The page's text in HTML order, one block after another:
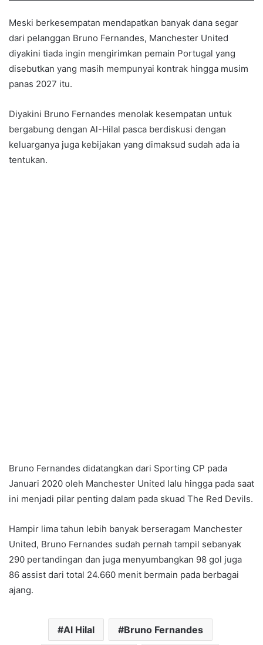
Meski berkesempatan mendapatkan banyak dana segar
dari pelanggan Bruno Fernandes, Manchester United
diyakini tiada ingin mengirimkan pemain Portugal yang
disebutkan yang masih mempunyai kontrak hingga musim
panas 2027 itu.
Diyakini Bruno Fernandes menolak kesempatan untuk
bergabung dengan Al-Hilal pasca berdiskusi dengan
keluarganya juga kebijakan yang dimaksud sudah ada ia
tentukan.
Bruno Fernandes didatangkan dari Sporting CP pada
Januari 2020 oleh Manchester United lalu hingga pada saat
ini menjadi pilar penting dalam pada skuad The Red Devils.
Hampir lima tahun lebih banyak berseragam Manchester
United, Bruno Fernandes sudah pernah tampil sebanyak
290 pertandingan dan juga menyumbangkan 98 gol juga
86 assist dari total 24.660 menit bermain pada berbagai
ajang.
Al Hilal Bruno Fernandes